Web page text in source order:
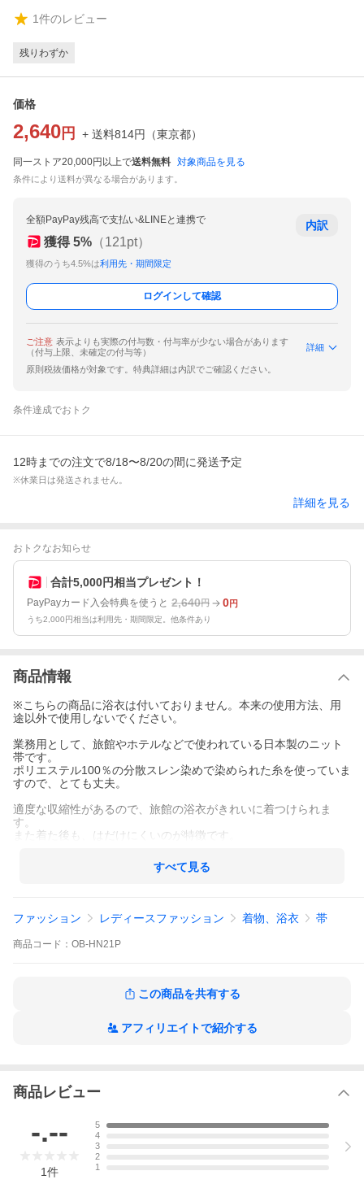
1件のレビュー
残りわずか
価格
2,640 円 + 送料814円 （東京都）
同一ストア20,000円以上で送料無料 対象商品を見る
条件により送料が異なる場合があります。
全額PayPay残高で支払い&LINEと連携で
獲得 5% （121pt）
獲得のうち4.5%は利用先・期間限定
内訳
ログインして確認
ご注意 表示よりも実際の付与数・付与率が少ない場合があります
（付与上限、未確定の付与等）
詳細
原則税抜価格が対象です。特典詳細は内訳でご確認ください。
条件達成でおトク
12時までの注文で8/18〜8/20の間に発送予定
※休業日は発送されません。
詳細を見る
おトクなお知らせ
合計5,000円相当プレゼント！
PayPayカード入会特典を使うと 2,640円 0円
うち2,000円相当は利用先・期間限定。他条件あり
商品情報
※こちらの商品に浴衣は付いておりません。本来の使用方法、用
途以外で使用しないでください。
業務用として、旅館やホテルなどで使われている日本製のニット
帯です。
ポリエステル100％の分散スレン染めで染められた糸を使っていま
すので、とても丈夫。
適度な収縮性があるので、旅館の浴衣がきれいに着つけられま
す。
また着た後も、はだけにくいのが特徴です。
すべて見る
ファッション レディースファッション 着物、浴衣 帯
商品 コード： OB-HN21P
この商品を共有する
アフィリエイトで紹介する
商品レビュー
-.--
1件
5
4
3
2
1